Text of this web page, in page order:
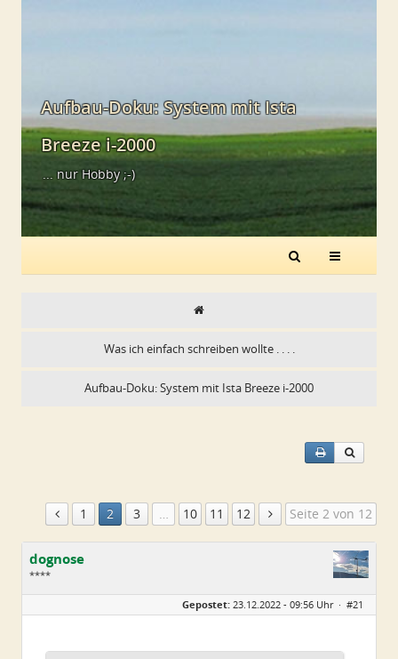
Aufbau-Doku: System mit Ista
Breeze i-2000
... nur Hobby ;-)
Was ich einfach schreiben wollte . . . .
Aufbau-Doku: System mit Ista Breeze i-2000
1 2 3 … 10 11 12 Seite 2 von 12
dognose
****
Geschlecht:
keine Angabe
Beiträge:
65
Gepostet: 23.12.2022 - 09:56 Uhr · #21